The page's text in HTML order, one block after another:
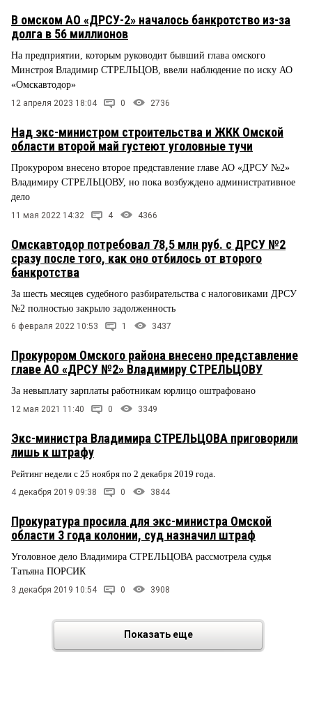
В омском АО «ДРСУ-2» началось банкротство из-за
долга в 56 миллионов
На предприятии, которым руководит бывший глава омского
Минстроя Владимир СТРЕЛЬЦОВ, ввели наблюдение по иску АО
«Омскавтодор»
12 апреля 2023 18:04 0 2736
Над экс-министром строительства и ЖКК Омской
области второй май густеют уголовные тучи
Прокурором внесено второе представление главе АО «ДРСУ №2»
Владимиру СТРЕЛЬЦОВУ, но пока возбуждено административное
дело
11 мая 2022 14:32 4 4366
Омскавтодор потребовал 78,5 млн руб. с ДРСУ №2
сразу после того, как оно отбилось от второго
банкротства
За шесть месяцев судебного разбирательства с налоговиками ДРСУ
№2 полностью закрыло задолженность
6 февраля 2022 10:53 1 3437
Прокурором Омского района внесено представление
главе АО «ДРСУ №2» Владимиру СТРЕЛЬЦОВУ
За невыплату зарплаты работникам юрлицо оштрафовано
12 мая 2021 11:40 0 3349
Экс-министра Владимира СТРЕЛЬЦОВА приговорили
лишь к штрафу
Рейтинг недели с 25 ноября по 2 декабря 2019 года.
4 декабря 2019 09:38 0 3844
Прокуратура просила для экс-министра Омской
области 3 года колонии, суд назначил штраф
Уголовное дело Владимира СТРЕЛЬЦОВА рассмотрела судья
Татьяна ПОРСИК
3 декабря 2019 10:54 0 3908
Показать еще